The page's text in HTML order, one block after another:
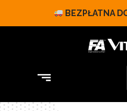
BEZPŁATNA